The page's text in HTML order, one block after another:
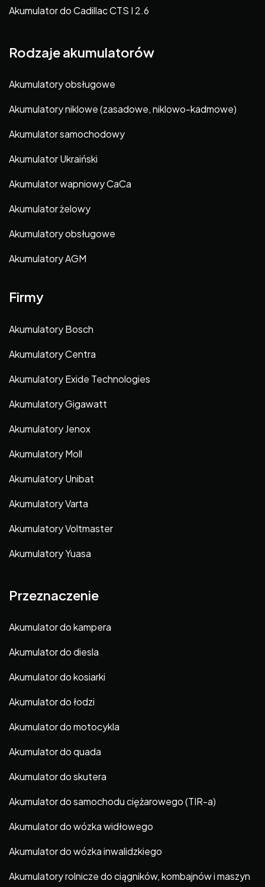
Akumulator do Cadillac CTS I 2.6
Rodzaje akumulatorów
Akumulatory obsługowe
Akumulatory niklowe (zasadowe, niklowo-kadmowe)
Akumulator samochodowy
Akumulator Ukraiński
Akumulator wapniowy CaCa
Akumulator żelowy
Akumulatory obsługowe
Akumulatory AGM
Firmy
Akumulatory Bosch
Akumulatory Centra
Akumulatory Exide Technologies
Akumulatory Gigawatt
Akumulatory Jenox
Akumulatory Moll
Akumulatory Unibat
Akumulatory Varta
Akumulatory Voltmaster
Akumulatory Yuasa
Przeznaczenie
Akumulator do kampera
Akumulator do diesla
Akumulator do kosiarki
Akumulator do łodzi
Akumulator do motocykla
Akumulator do quada
Akumulator do skutera
Akumulator do samochodu ciężarowego (TIR-a)
Akumulator do wózka widłowego
Akumulator do wózka inwalidzkiego
Akumulatory rolnicze do ciągników, kombajnów i maszyn